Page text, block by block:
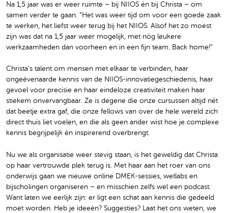
Na 1,5 jaar was er weer ruimte – bij NIIOS én bij Christa – om
samen verder te gaan. “Het was weer tijd om voor een goede zaak
te werken, het liefst weer terug bij het NIIOS. Alsof het zo moest
zijn was dat na 1,5 jaar weer mogelijk, met nóg leukere
werkzaamheden dan voorheen en in een fijn team. Back home!”
Christa’s talent om mensen met elkaar te verbinden, haar
ongeëvenaarde kennis van de NIIOS-innovatiegeschiedenis, haar
gevoel voor precisie en haar eindeloze creativiteit maken haar
stiekem onvervangbaar. Ze is degene die onze cursussen altijd nét
dat beetje extra gaf, die onze fellows van over de hele wereld zich
direct thuis liet voelen, en die als geen ander wist hoe je complexe
kennis begrijpelijk én inspirerend overbrengt.
Nu we als organisatie weer stevig staan, is het geweldig dat Christa
op haar vertrouwde plek terug is. Met haar aan het roer van ons
onderwijs gaan we nieuwe online DMEK-sessies, wetlabs en
bijscholingen organiseren – en misschien zelfs wel een podcast.
Want laten we eerlijk zijn: er ligt een schat aan kennis die gedeeld
moet worden. Heb je ideeën? Suggesties? Laat het ons weten, we